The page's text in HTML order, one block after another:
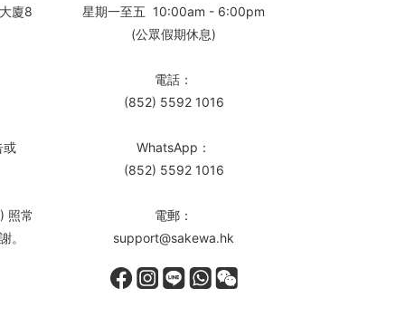
廈8
或
照常
。
星期一至五 10:00am - 6:00pm
(公眾假期休息)
電話：
(852) 5592 1016
WhatsApp：
(852) 5592 1016
電郵：
support@sakewa.hk